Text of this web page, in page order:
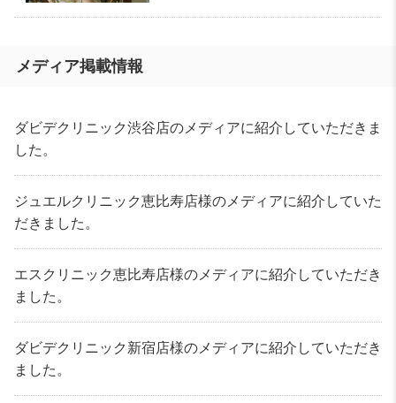
メディア掲載情報
ダビデクリニック渋谷店のメディアに紹介していただきま
した。
ジュエルクリニック恵比寿店様のメディアに紹介していた
だきました。
エスクリニック恵比寿店様のメディアに紹介していただき
ました。
ダビデクリニック新宿店様のメディアに紹介していただき
ました。